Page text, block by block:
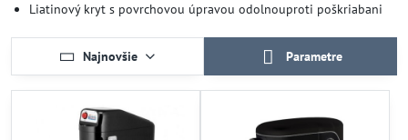
Liatinový kryt s povrchovou úpravou odolnouproti poškriabani
Najnovšie Parametre